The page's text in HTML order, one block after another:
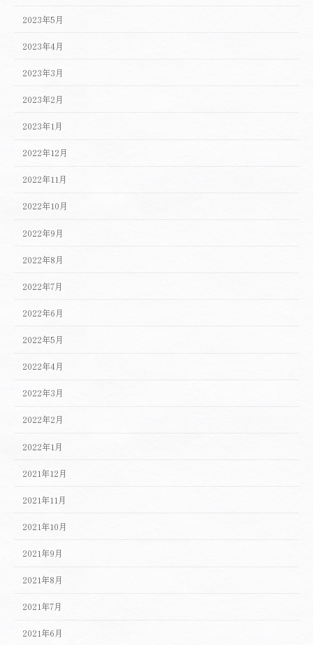
2023年5月
2023年4月
2023年3月
2023年2月
2023年1月
2022年12月
2022年11月
2022年10月
2022年9月
2022年8月
2022年7月
2022年6月
2022年5月
2022年4月
2022年3月
2022年2月
2022年1月
2021年12月
2021年11月
2021年10月
2021年9月
2021年8月
2021年7月
2021年6月